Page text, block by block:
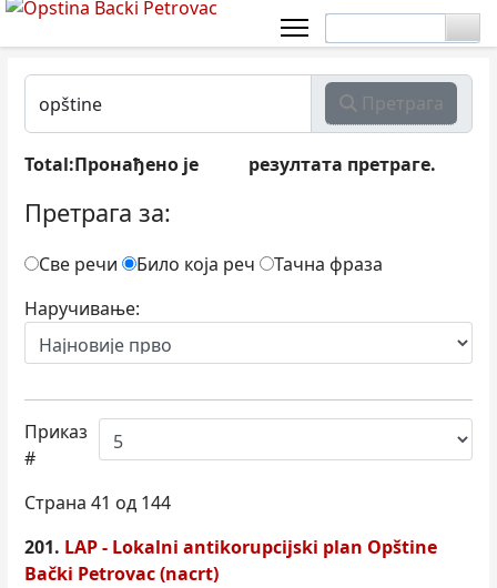
Претрага
Total:Пронађено је резултата претраге.
Претрага за:
Све речи Било која реч
Тачна фраза
Наручивање:
Приказ
#
Страна 41 од 144
201. LAP - Lokalni antikorupcijski plan Opštine
Bački Petrovac (nacrt)